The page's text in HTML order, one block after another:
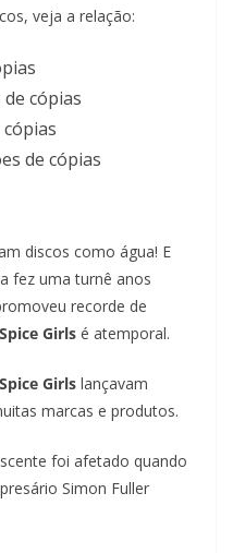
veja a relação:
cópias
de cópias
discos como água! E
fez uma turnê anos
recorde de
Spice Girls é atemporal.
Spice Girls lançavam
marcas e produtos.
foi afetado quando
Simon Fuller